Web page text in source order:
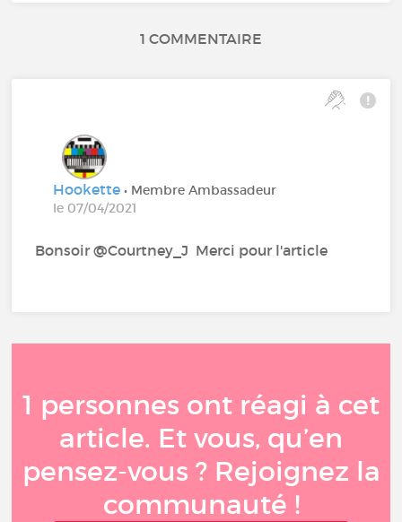
1 COMMENTAIRE
Hookette• Membre Ambassadeur
le 07/04/2021
Bonsoir @Courtney_J‍ Merci pour l'article
1 personnes ont réagi à cet
article. Et vous, qu’en
pensez-vous ? Rejoignez la
communauté !